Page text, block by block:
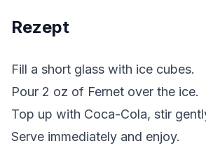
Rezept
Fill a short glass with ice cubes.
Pour 2 oz of Fernet over the ice.
Top up with Coca-Cola, stir
Serve immediately and enjoy.